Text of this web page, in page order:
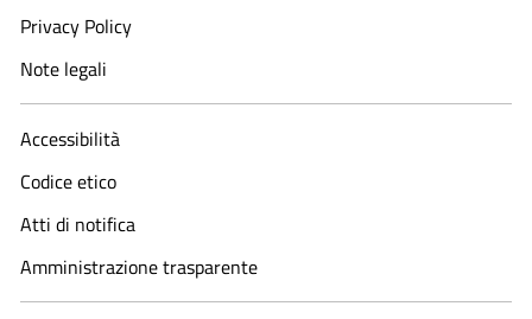
Privacy Policy
Note legali
Accessibilità
Codice etico
Atti di notifica
Amministrazione trasparente